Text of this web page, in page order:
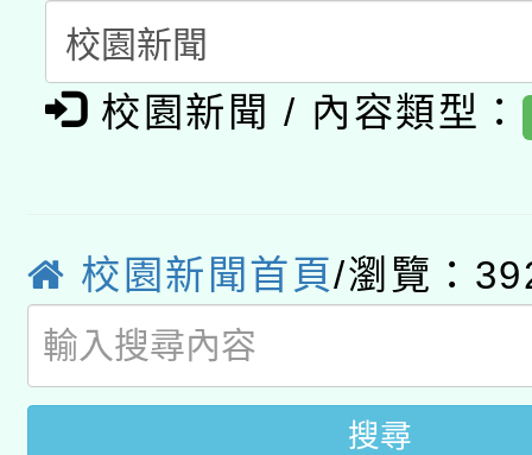
礎課程
A3數位素養講師名單
「數位內容與教學軟體
有關大陸委員會函釋公
業技術研究院辦理「
用水績優單位及節水達
動」
115年8月22日(星期六
桃園市孔廟祈福系列
開 智慧啟航」
2026年桃園地景藝術
校園新聞 / 內容類型：
校園新聞首頁/瀏覽：
搜尋